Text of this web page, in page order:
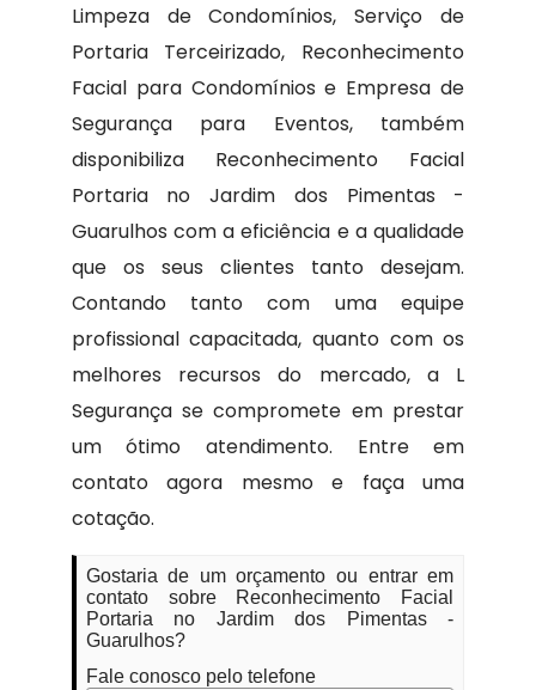
Limpeza de Condomínios, Serviço de
Portaria Terceirizado, Reconhecimento
Facial para Condomínios e Empresa de
Segurança para Eventos, também
disponibiliza Reconhecimento Facial
Portaria no Jardim dos Pimentas -
Guarulhos com a eficiência e a qualidade
que os seus clientes tanto desejam.
Contando tanto com uma equipe
profissional capacitada, quanto com os
melhores recursos do mercado, a L
Segurança se compromete em prestar
um ótimo atendimento. Entre em
contato agora mesmo e faça uma
cotação.
Gostaria de um orçamento ou entrar em
contato sobre Reconhecimento Facial
Portaria no Jardim dos Pimentas -
Guarulhos?
Fale conosco pelo telefone